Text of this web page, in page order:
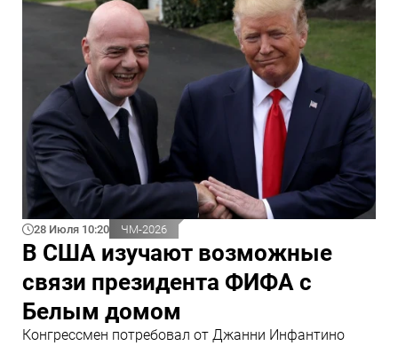
28 Июля 10:20 ЧМ-2026
В США изучают возможные
связи президента ФИФА с
Белым домом
Конгрессмен потребовал от Джанни Инфантино